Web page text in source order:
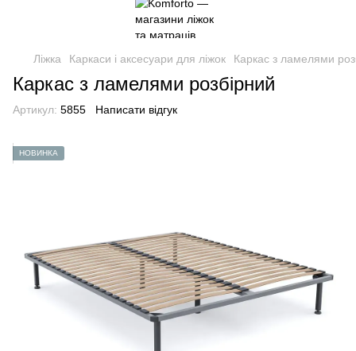
Ліжка Каркаси і аксесуари для ліжок Каркас з ламелями
Каркас з ламелями розбірний
Артикул: 5855 Написати відгук
НОВИНКА